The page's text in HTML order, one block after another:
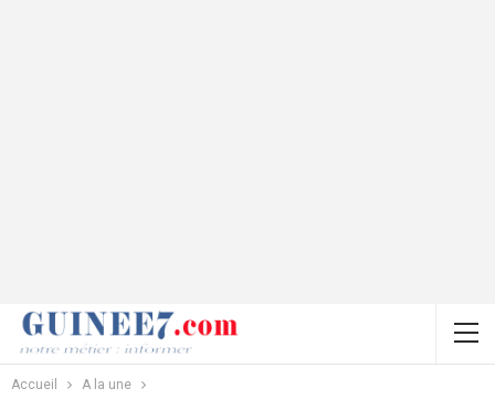
Accueil A la une